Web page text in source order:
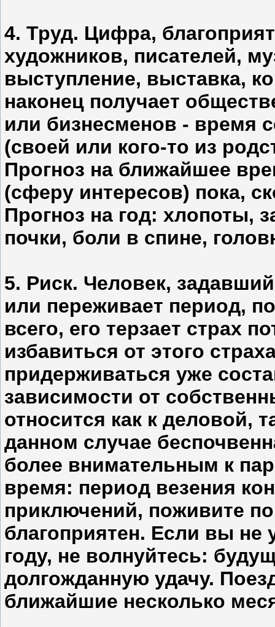
4. Труд. Цифра,
художников, писателей,
выступление, выставка,
наконец получает
или бизнесменов - время
(своей или кого-то из
Прогноз на ближайшее
(сферу интересов) пока,
Прогноз на год: хлопоты,
почки, боли в спине,
5. Риск. Человек,
или переживает период,
всего, его терзает страх
избавиться от этого
придерживаться уже
зависимости от
относится как к деловой,
данном случае
более внимательным к
время: период везения
приключений, поживите
благоприятен. Если вы не
году, не волнуйтесь:
долгожданную удачу.
ближайшие несколько